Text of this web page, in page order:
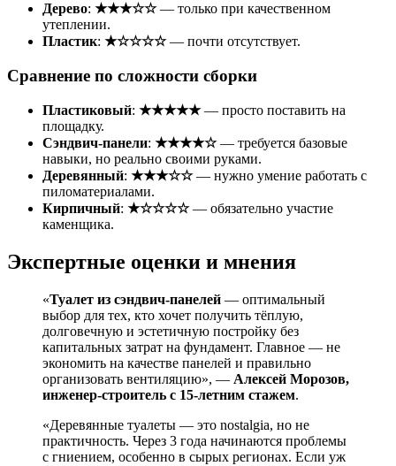
Дерево: ★★★☆☆— только при качественном
утеплении.
Пластик: ★☆☆☆☆— почти отсутствует.
Сравнение по сложности сборки
Пластиковый: ★★★★★— просто поставить на
площадку.
Сэндвич-панели: ★★★★☆— требуется базовые
навыки, но реально своими руками.
Деревянный: ★★★☆☆— нужно умение работать с
пиломатериалами.
Кирпичный: ★☆☆☆☆— обязательно участие
каменщика.
Экспертные оценки и мнения
«Туалет из сэндвич-панелей — оптимальный
выбор для тех, кто хочет получить тёплую,
долговечную и эстетичную постройку без
капитальных затрат на фундамент. Главное — не
экономить на качестве панелей и правильно
организовать вентиляцию», — Алексей Морозов,
инженер-строитель с 15-летним стажем.
«Деревянные туалеты — это nostalgia, но не
практичность. Через 3 года начинаются проблемы
с гниением, особенно в сырых регионах. Если уж